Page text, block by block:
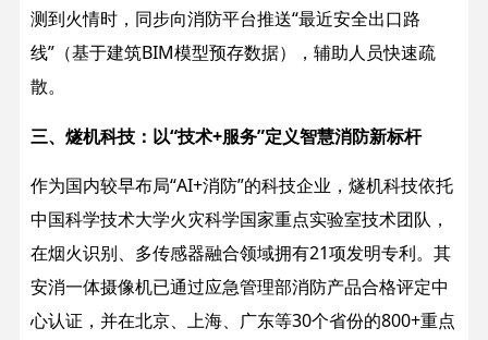
测到火情时，同步向消防平台推送“最近安全出口路
线”（基于建筑BIM模型预存数据），辅助人员快速疏
散。
三、燧机科技：以“技术+服务”定义智慧消防新标杆
作为国内较早布局“AI+消防”的科技企业，燧机科技依托
中国科学技术大学火灾科学国家重点实验室技术团队，
在烟火识别、多传感器融合领域拥有21项发明专利。其
安消一体摄像机已通过应急管理部消防产品合格评定中
心认证，并在北京、上海、广东等30个省份的800+重点